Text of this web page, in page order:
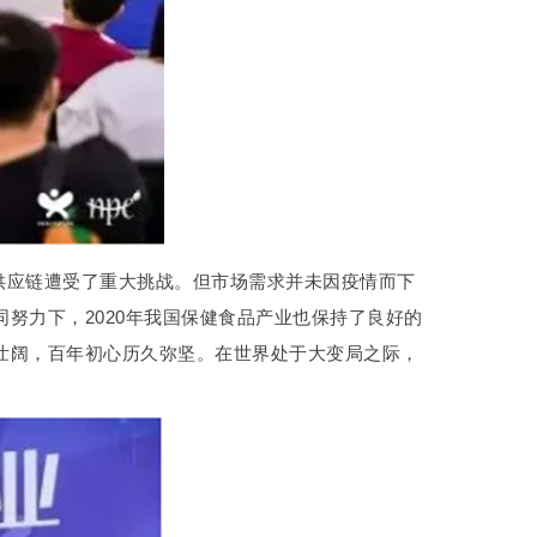
链遭受了重大挑战。但市场需求并未因疫情而下
力下，2020年我国保健食品产业也保持了良好的
，百年初心历久弥坚。在世界处于大变局之际，